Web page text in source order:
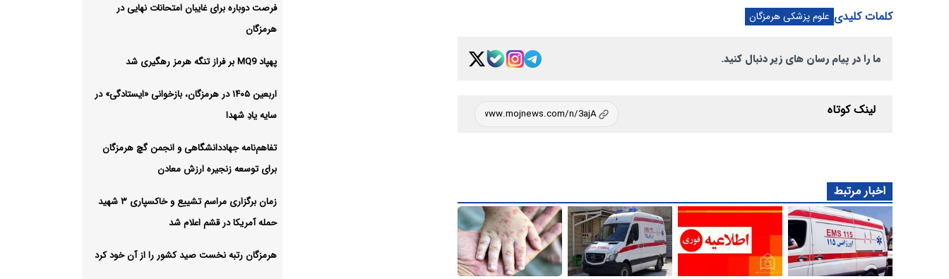
کلمات کلیدی علوم پزشکی هرمزگان
ما را در پیام رسان های زیر دنبال کنید.
لینک کوتاه
اخبار مرتبط
فرصت دوباره برای غایبان امتحانات نهایی در
هرمزگان
پهپاد MQ9 بر فراز تنگه هرمز رهگیری شد
اربعین ۱۴۰۵ در هرمزگان، بازخوانی «ایستادگی» در
سایه یادِ شهدا
تفاهم‌نامه جهاددانشگاهی و انجمن گچ هرمزگان
برای توسعه زنجیره ارزش معادن
زمان برگزاری مراسم تشییع و خاکسپاری ۳ شهید
حمله آمریکا در قشم اعلام شد
هرمزگان رتبه نخست صید کشور را از آن خود کرد